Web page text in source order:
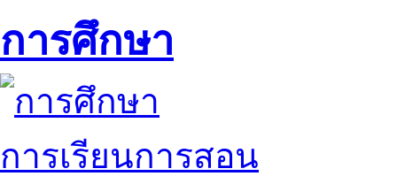
การศึกษา
การเรียนการสอน